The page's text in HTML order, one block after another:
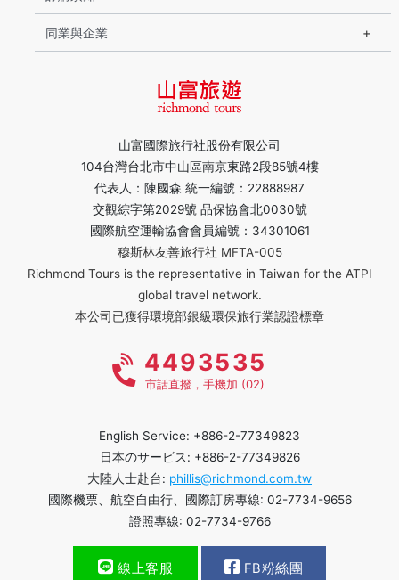
山富國際旅行社股份有限公司
104台灣台北市中山區南京東路2段85號4樓
代表人：陳國森 統一編號：22888987
交觀綜字第2029號 品保協會北0030號
國際航空運輸協會會員編號：34301061
穆斯林友善旅行社 MFTA-005
Richmond Tours is the representative in Taiwan for the ATPI
global travel network.
本公司已獲得環境部銀級環保旅行業認證標章
同業與企業
4493535
市話直撥，手機加 (02)
English Service: +886-2-77349823
日本のサービス: +886-2-77349826
大陸人士赴台: phillis@richmond.com.tw
國際機票、航空自由行、國際訂房專線: 02-7734-9656
證照專線: 02-7734-9766
線上客服 FB粉絲團